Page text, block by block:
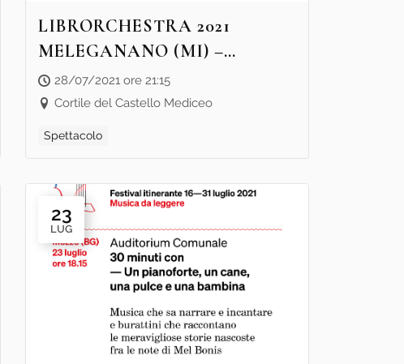
LIBRORCHESTRA 2021
MELEGANANO (MI) –
TINOTINO TINOTINA TINO
TIN TIN TIN
28/07/2021 ore 21:15
Cortile del Castello Mediceo
Spettacolo
23
LUG